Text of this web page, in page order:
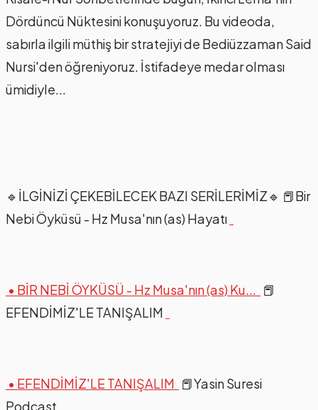
Dördüncü Nüktesini konuşuyoruz. Bu videoda,
sabırla ilgili müthiş bir stratejiyi de Bediüzzaman Said
Nursi'den öğreniyoruz. İstifadeye medar olması
ümidiyle...
🔹İLGİNİZİ ÇEKEBİLECEK BAZI SERİLERİMİZ🔹 📕Bir
Nebi Öyküsü - Hz Musa'nın (as) Hayatı
• BİR NEBİ ÖYKÜSÜ - Hz Musa'nın (as) Ku...
📕
EFENDİMİZ'LE TANIŞALIM
• EFENDİMİZ'LE TANIŞALIM 📕Yasin Suresi
Podcast